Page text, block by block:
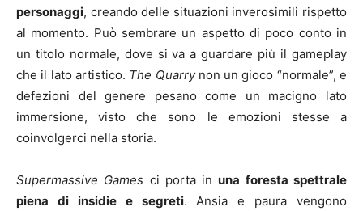
personaggi, creando delle situazioni inverosimili rispetto
al momento. Può sembrare un aspetto di poco conto in
un titolo normale, dove si va a guardare più il gameplay
che il lato artistico. The Quarrynon un gioco “normale”, e
defezioni del genere pesano come un macigno lato
immersione, visto che sono le emozioni stesse a
coinvolgerci nella storia.
Supermassive Games ci porta inuna foresta spettrale
piena di insidie e segreti. Ansia e paura vengono